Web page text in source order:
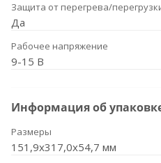
Защита от перегрева/
Да
Рабочее напряжение
9-15 В
Информация об
Размеры
151,9x317,0x54,7 мм